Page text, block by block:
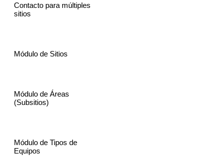
Contacto para múltiples
sitios
Módulo de Sitios
Módulo de Áreas
(Subsitios)
Módulo de Tipos de
Equipos